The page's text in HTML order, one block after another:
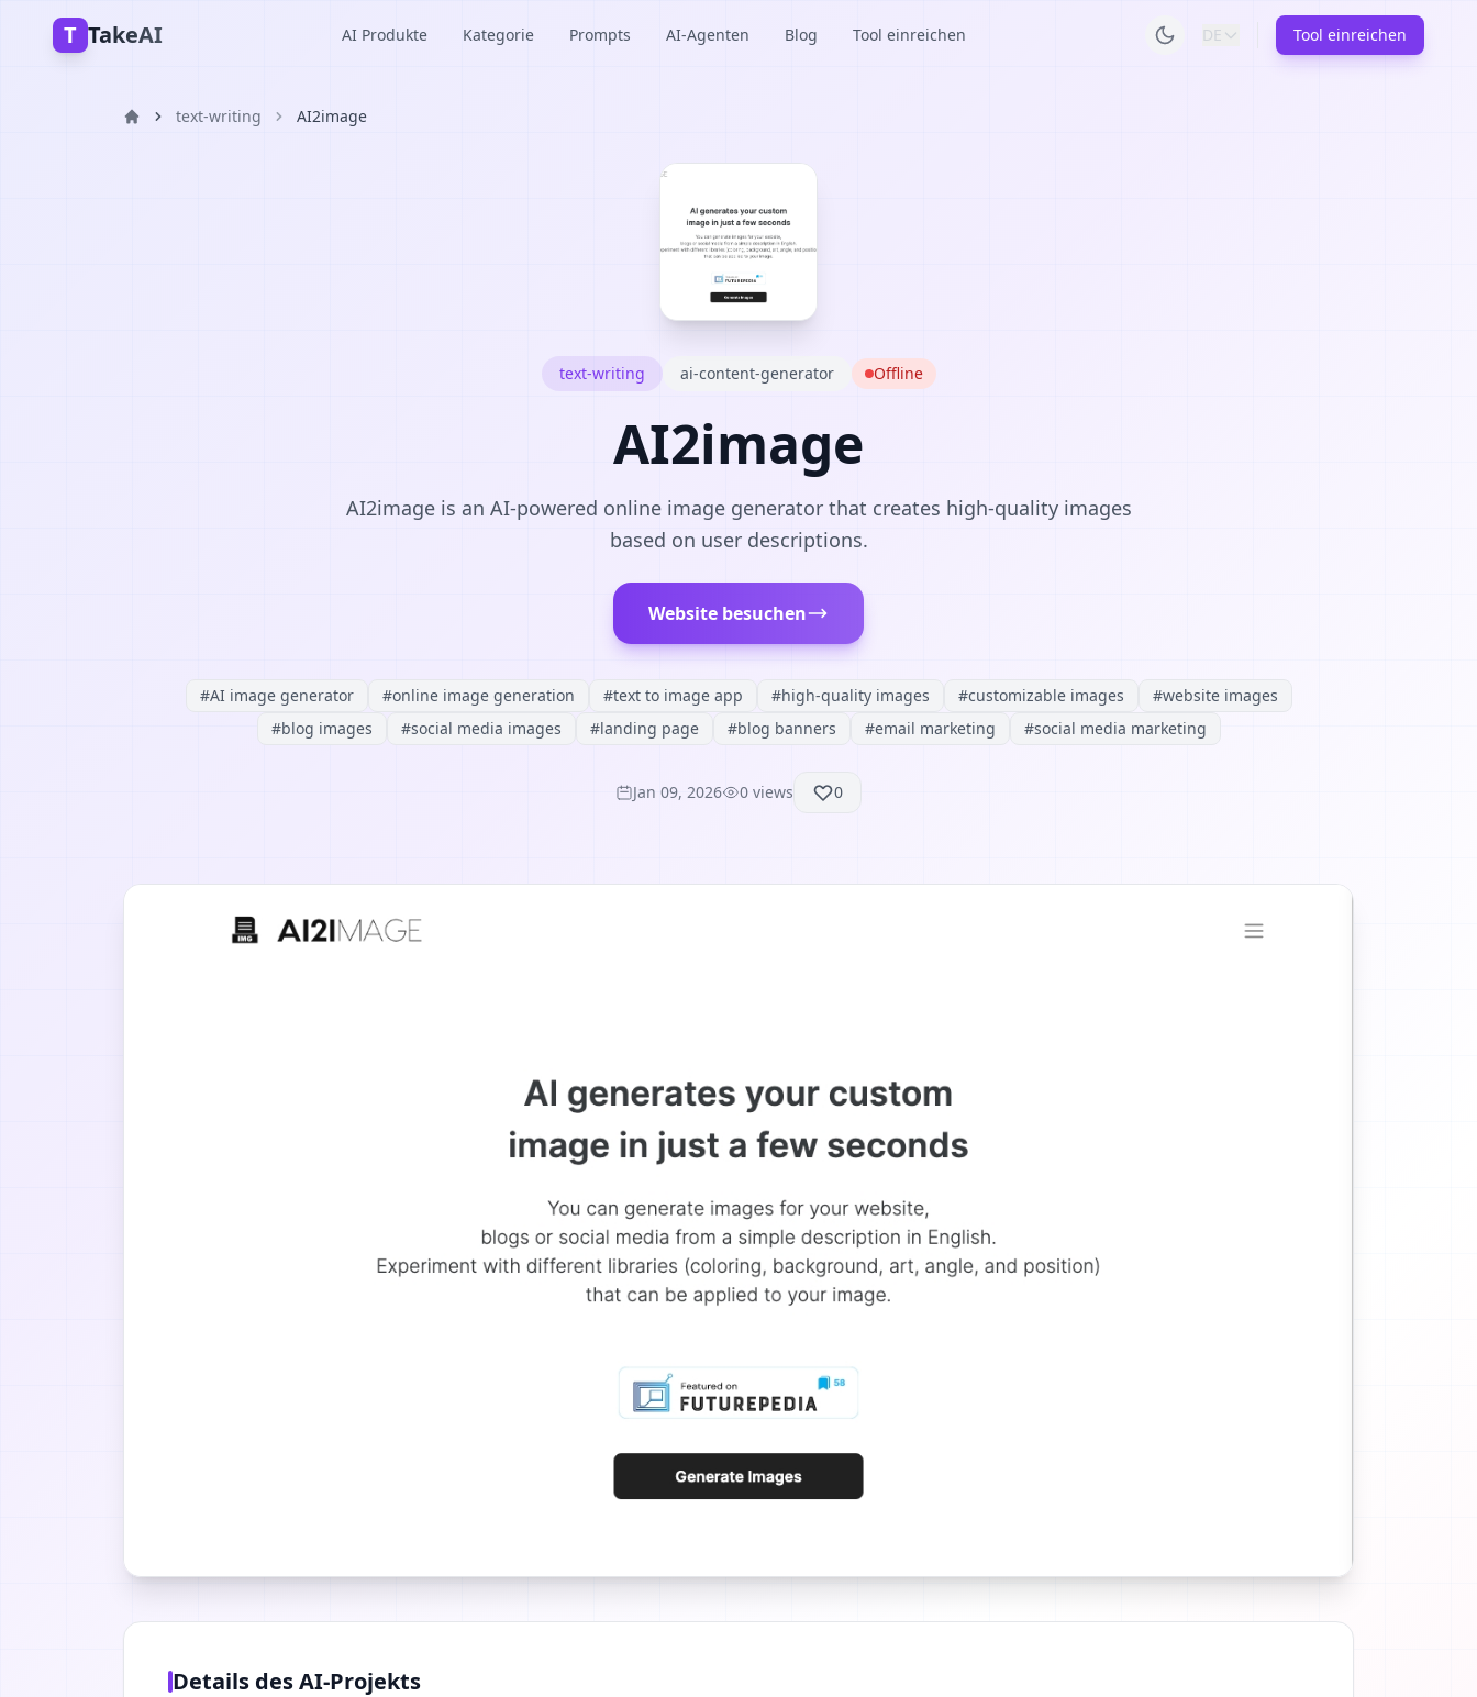
T TakeAI AI Produkte Kategorie Prompts AI-Agenten Blog Tool einreichen DE Tool einreichen
text-writing AI2image
text-writing ai-content-generator Offline
AI2image
AI2image is an AI-powered online image generator that creates high-quality images
based on user descriptions.
Website besuchen
#AI image generator #online image generation #text to image app #high-quality images #customizable images #website images
#blog images #social media images #landing page #blog banners #email marketing #social media marketing
Jan 09, 2026 0 views 0
Details des AI-Projekts